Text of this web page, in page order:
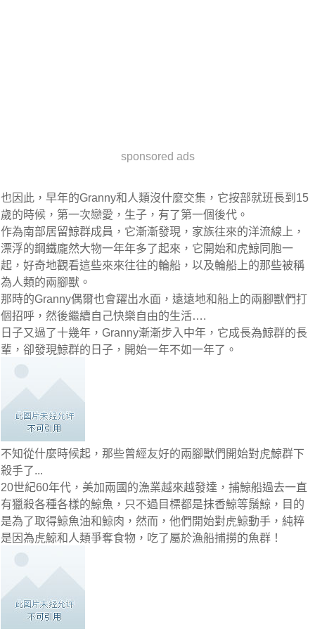
sponsored ads
也因此，早年的Granny和人類沒什麼交集，它按部就班長到15
歲的時候，第一次戀愛，生子，有了第一個後代。
作為南部居留鯨群成員，它漸漸發現，家族往來的洋流線上，
漂浮的鋼鐵龐然大物一年年多了起來，它開始和虎鯨同胞一
起，好奇地觀看這些來來往往的輪船，以及輪船上的那些被稱
為人類的兩腳獸。
那時的Granny偶爾也會躍出水面，遠遠地和船上的兩腳獸們打
個招呼，然後繼續自己快樂自由的生活….
日子又過了十幾年，Granny漸漸步入中年，它成長為鯨群的長
輩，卻發現鯨群的日子，開始一年不如一年了。
不知從什麼時候起，那些曾經友好的兩腳獸們開始對虎鯨群下
殺手了...
20世紀60年代，美加兩國的漁業越來越發達，捕鯨船過去一直
有獵殺各種各樣的鯨魚，只不過目標都是抹香鯨等鬚鯨，目的
是為了取得鯨魚油和鯨肉，然而，他們開始對虎鯨動手，純粹
是因為虎鯨和人類爭奪食物，吃了屬於漁船捕撈的魚群！